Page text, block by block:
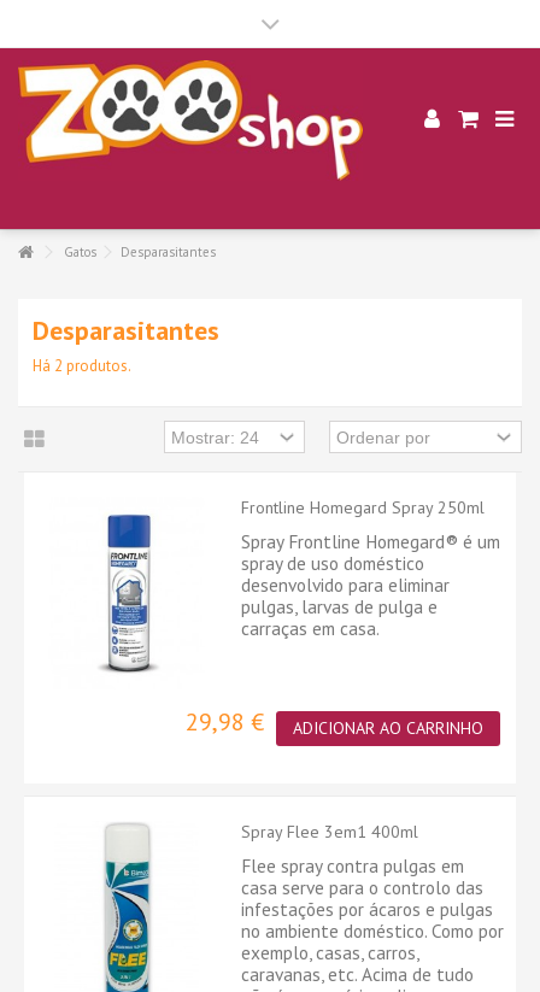
Gatos Desparasitantes
Desparasitantes
Há 2 produtos.
Frontline Homegard Spray 250ml
Spray Frontline Homegard® é um
spray de uso doméstico
desenvolvido para eliminar
pulgas, larvas de pulga e
carraças em casa.
29,98 € ADICIONAR AO CARRINHO
Spray Flee 3em1 400ml
Flee spray contra pulgas em
casa serve para o controlo das
infestações por ácaros e pulgas
no ambiente doméstico. Como por
exemplo, casas, carros,
caravanas, etc. Acima de tudo